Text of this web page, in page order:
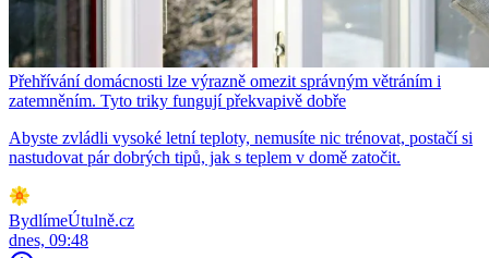
Přehřívání domácnosti lze výrazně omezit správným větráním i
zatemněním. Tyto triky fungují překvapivě dobře
Abyste zvládli vysoké letní teploty, nemusíte nic trénovat, postačí si
nastudovat pár dobrých tipů, jak s teplem v domě zatočit.
BydlímeÚtulně.cz
dnes, 09:48